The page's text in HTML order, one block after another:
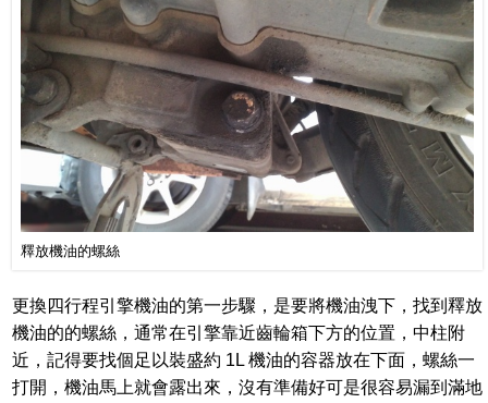
釋放機油的螺絲
更換四行程引擎機油的第一步驟，是要將機油洩下，找到釋放
機油的的螺絲，通常在引擎靠近齒輪箱下方的位置，中柱附
近，記得要找個足以裝盛約 1L 機油的容器放在下面，螺絲一
打開，機油馬上就會露出來，沒有準備好可是很容易漏到滿地